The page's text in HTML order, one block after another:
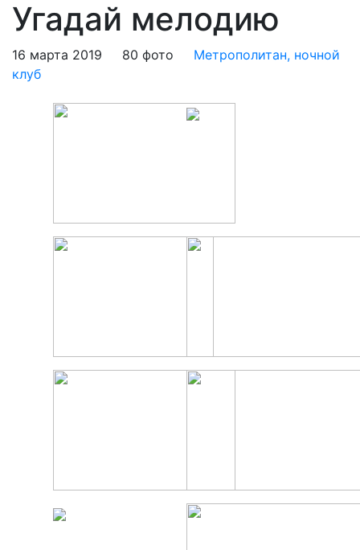
Угадай мелодию
16 марта 2019 80 фото
Метрополитан, ночной
клуб